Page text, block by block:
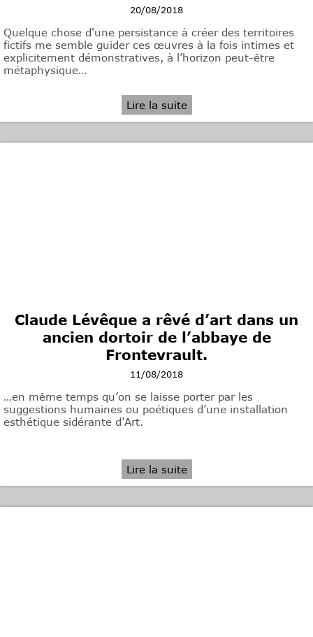
20/08/2018
Quelque chose d'une persistance à créer des territoires
fictifs me semble guider ces œuvres à la fois intimes et
explicitement démonstratives, à l’horizon peut-être
métaphysique…
Lire la suite
Claude Lévêque a rêvé d’art dans un
ancien dortoir de l’abbaye de
Frontevrault.
11/08/2018
…en même temps qu’on se laisse porter par les
suggestions humaines ou poétiques d’une installation
esthétique sidérante d’Art.
Lire la suite